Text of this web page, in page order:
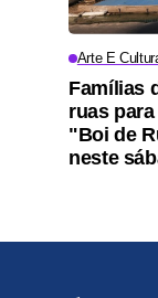
Arte E
Famílias
ruas
"Boi de
neste